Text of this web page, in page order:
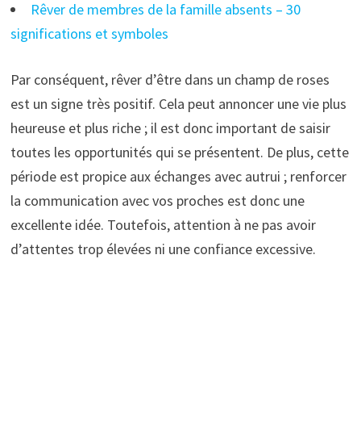
Rêver de membres de la famille absents – 30
significations et symboles
Par conséquent, rêver d’être dans un champ de roses
est un signe très positif. Cela peut annoncer une vie plus
heureuse et plus riche ; il est donc important de saisir
toutes les opportunités qui se présentent. De plus, cette
période est propice aux échanges avec autrui ; renforcer
la communication avec vos proches est donc une
excellente idée. Toutefois, attention à ne pas avoir
d’attentes trop élevées ni une confiance excessive.